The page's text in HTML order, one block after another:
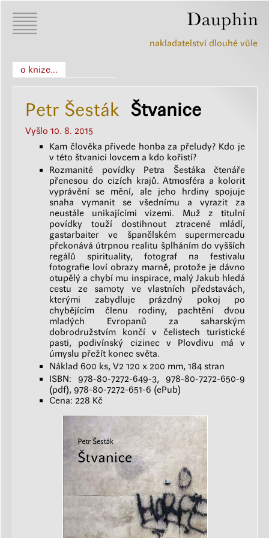
nakladatelství dlouhé vůle
o knize...
Petr Šesták Štvanice
Vyšlo 10. 8. 2015
Kam člověka přivede honba za přeludy? Kdo je
v této štvanici lovcem a kdo kořistí?
Rozmanité povídky Petra Šestáka čtenáře
přenesou do cizích krajů. Atmosféra a kolorit
vyprávění se mění, ale jeho hrdiny spojuje
snaha vymanit se všednímu a vyrazit za
neustále unikajícími vizemi. Muž z titulní
povídky touží dostihnout ztracené mládí,
gastarbaiter ve španělském supermercadu
překonává útrpnou realitu šplháním do vyšších
regálů spirituality, fotograf na festivalu
fotografie loví obrazy marně, protože je dávno
otupělý a chybí mu inspirace, malý Jakub hledá
cestu ze samoty ve vlastních představách,
kterými zabydluje prázdný pokoj po
chybějícím členu rodiny, pachtění dvou
mladých Evropanů za saharským
dobrodružstvím končí v čelistech turistické
pasti, podivínský cizinec v Plovdivu má v
úmyslu přežít konec světa.
Náklad 600 ks, V2 120 x 200 mm, 184 stran
ISBN: 978-80-7272-649-3, 978-80-7272-650-9
(pdf), 978-80-7272-651-6 (ePub)
Cena: 228 Kč